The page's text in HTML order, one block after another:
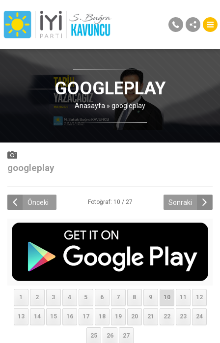
GOOGLEPLAY
Anasayfa » googleplay
googleplay
Önceki Fotoğraf: 10 / 27 Sonraki
1 2 3 4 5 6 7 8 9 10 11 12
13 14 15 16 17 18 19 20 21 22 23 24
25 26 27